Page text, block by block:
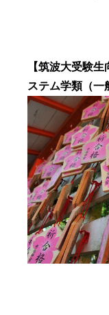
【筑波大受験
ステム学類（一